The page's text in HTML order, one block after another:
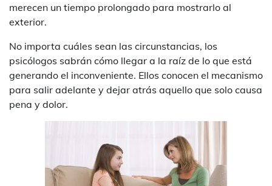
merecen un tiempo prolongado para mostrarlo al
exterior.
No importa cuáles sean las circunstancias, los
psicólogos sabrán cómo llegar a la raíz de lo que está
generando el inconveniente. Ellos conocen el mecanismo
para salir adelante y dejar atrás aquello que solo causa
pena y dolor.